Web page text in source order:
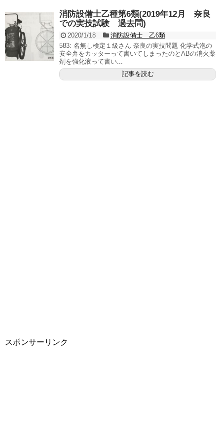
消防設備士乙種第6類(2019年12月 奈良
での実技試験 過去問)
2020/1/18
消防設備士 乙6類
583: 名無し検定１級さん 奈良の実技問題 化学式泡の
安全弁をカッターって書いてしまったのとABの消火薬
剤を強化液って書い...
記事を読む
スポンサーリンク